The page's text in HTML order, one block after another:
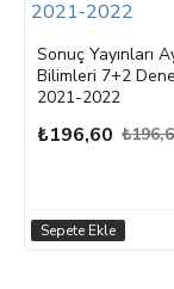
Sonuç Yayınları
Bilimleri 7+2
2021-2022
₺196,60
Sepete Ekle